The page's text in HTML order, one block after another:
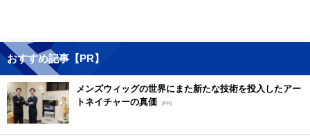
おすすめ記事【PR】
メンズウィッグの世界にまた新たな技術を投入したアー
トネイチャーの真価 [PR]